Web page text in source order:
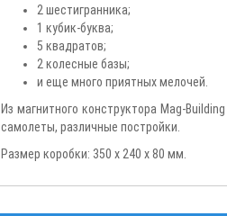
2 шестигранника;
1 кубик-буква;
5 квадратов;
2 колесные базы;
и еще много приятных мелочей.
Из магнитного конструктора Mag-
самолеты, различные постройки.
Размер коробки: 350 х 240 х 80 мм.